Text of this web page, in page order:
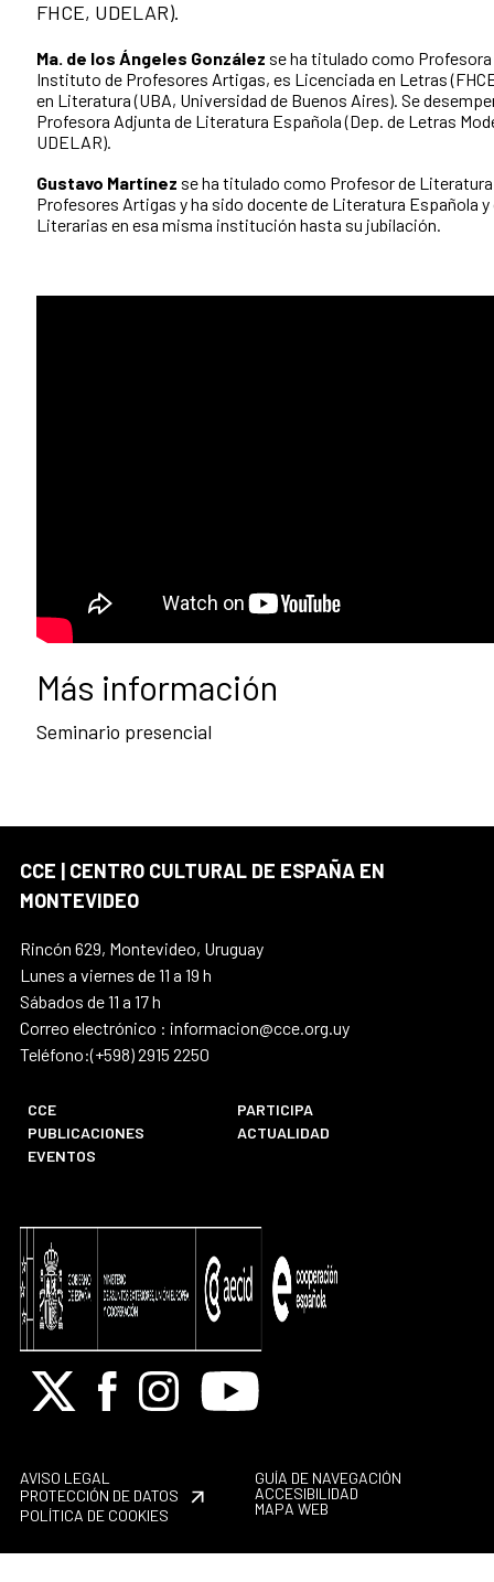
FHCE, UDELAR).
Ma. de los Ángeles González se ha titulado como
Instituto de Profesores Artigas, es Licenciada en Letras
en Literatura (UBA, Universidad de Buenos Aires). Se
Profesora Adjunta de Literatura Española (Dep. de Letras
UDELAR).
Gustavo Martínez se ha titulado como Profesor de
Profesores Artigas y ha sido docente de Literatura Española y
Literarias en esa misma institución hasta su jubilación.
Más información
Seminario presencial
CCE | CENTRO CULTURAL DE ESPAÑA EN
MONTEVIDEO
Rincón 629, Montevideo, Uruguay
Lunes a viernes de 11 a 19 h
Sábados de 11 a 17 h
Correo electrónico : informacion@cce.org.uy
Teléfono:(+598) 2915 2250
CCE
PARTICIPA
PUBLICACIONES
ACTUALIDAD
EVENTOS
X FacebookInstagramYoutube
AVISO LEGAL
PROTECCIÓN DE DATOS
POLÍTICA DE COOKIES
GUÍA DE NAVEGACIÓN
ACCESIBILIDAD
MAPA WEB